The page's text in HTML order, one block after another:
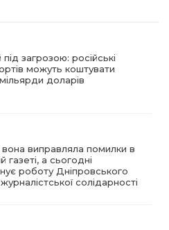
загрозою: російські
можуть коштувати
мільярди доларів
виправляла помилки в
газеті, а сьогодні
роботу Дніпровського
солідарності